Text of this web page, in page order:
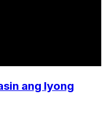
ang Iyong